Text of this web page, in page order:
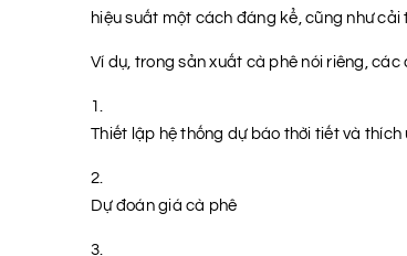
hiệu suất một cách đáng kể, cũng như
Ví dụ, trong sản xuất cà phê nói riêng,
Thiết lập hệ thống dự báo thời tiết và thích
Dự đoán giá cà phê